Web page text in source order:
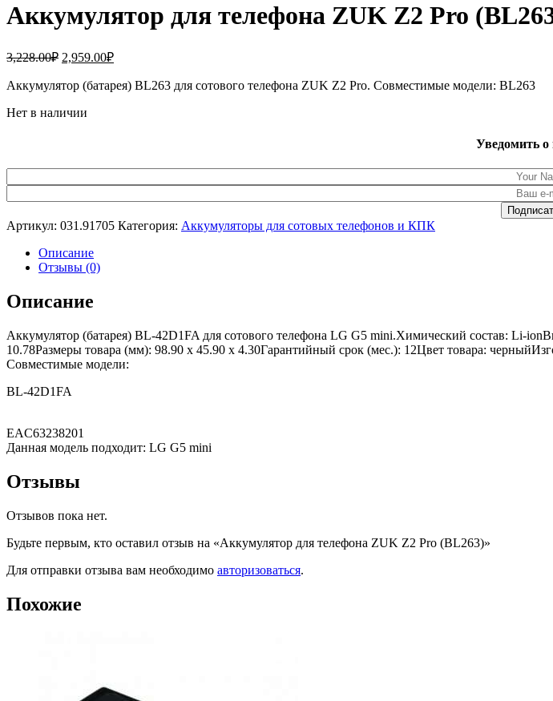
Аккумулятор для телефона ZUK Z2 Pro
3,228.00₽ Первоначальная
составляла
2,959.00₽Текущая
2,959.00₽.
Аккумулятор (батарея) BL263 для сотового телефона ZUK Z2 Pro. Совместимые модели: BL263
Нет в наличии
Уведомить о
Артикул: 031.91705 Категория: Аккумуляторы для сотовых телефонов и КПК
Описание
Отзывы (0)
Описание
Аккумулятор (батарея) BL-42D1FA для сотового телефона LG G5 mini.Химический состав: Li-
10.78Размеры товара (мм): 98.90 x 45.90 x 4.30Гарантийный срок (мес.): 12Цвет товара:
Совместимые модели:
BL-42D1FA
EAC63238201
Данная модель подходит: LG G5 mini
Отзывы
Отзывов пока нет.
Будьте первым, кто оставил отзыв на «Аккумулятор для телефона ZUK Z2 Pro (BL263)»
Для отправки отзыва вам необходимо авторизоваться.
Похожие